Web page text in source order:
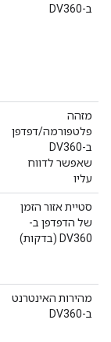
ב-DV360
מזהה
פלטפורמה/דפדפן
ב-DV360
שאפשר לדווח
עליו
סטיית אזור הזמן
של הדפדפן ב-
DV360 (בדקות)
מהירות האינטרנט
ב-DV360